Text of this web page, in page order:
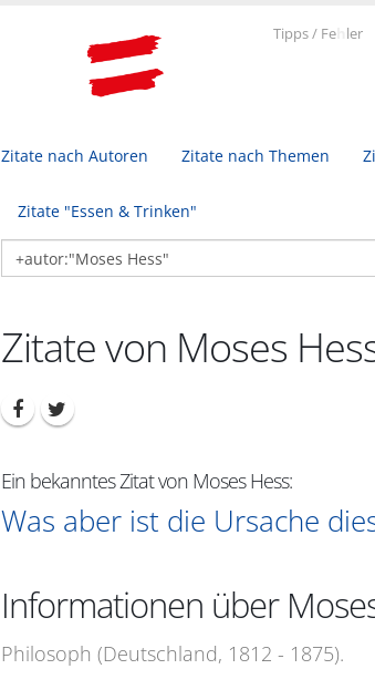
Tipps / Fe ler
Zitate nach Autoren Zitate nach Themen
Zitate "Essen & Trinken"
Zitate von Moses
Ein bekanntes Zitat von Moses Hess:
Was aber ist die Ursache
Informationen über
Philosoph (Deutschland, 1812 - 1875).